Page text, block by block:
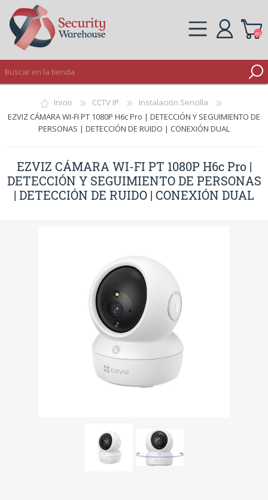
INICIAR SESIÓN
(0)
Inicio CCTV IP
Instalación Sencilla
EZVIZ CÁMARA WI-FI PT 1080P H6c Pro | DETECCIÓN Y SEGUIMIENTO DE
PERSONAS | DETECCIÓN DE RUIDO | CONEXIÓN DUAL
EZVIZ CÁMARA WI-FI PT 1080P H6c Pro |
DETECCIÓN Y SEGUIMIENTO DE PERSONAS
| DETECCIÓN DE RUIDO | CONEXIÓN DUAL